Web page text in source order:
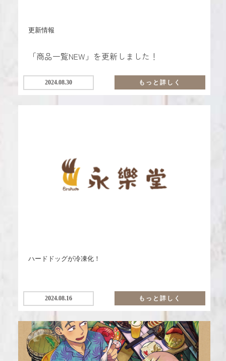
更新情報
「商品一覧NEW」を更新しました！
2024.08.30 もっと詳しく
ハードドッグが冷凍化！
2024.08.16 もっと詳しく